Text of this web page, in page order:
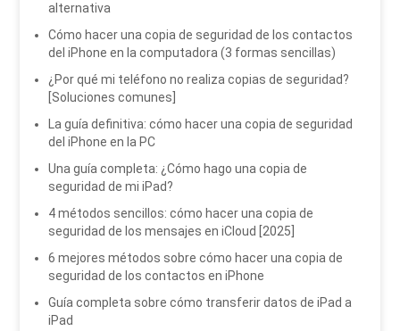
alternativa
Cómo hacer una copia de seguridad de los contactos
del iPhone en la computadora (3 formas sencillas)
¿Por qué mi teléfono no realiza copias de seguridad?
[Soluciones comunes]
La guía definitiva: cómo hacer una copia de seguridad
del iPhone en la PC
Una guía completa: ¿Cómo hago una copia de
seguridad de mi iPad?
4 métodos sencillos: cómo hacer una copia de
seguridad de los mensajes en iCloud [2025]
6 mejores métodos sobre cómo hacer una copia de
seguridad de los contactos en iPhone
Guía completa sobre cómo transferir datos de iPad a
iPad